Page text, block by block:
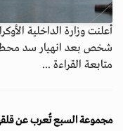
شخص بعد انهيار سد محطة
متابعة القراءة ...
مجموعة السبع تُعرب عن